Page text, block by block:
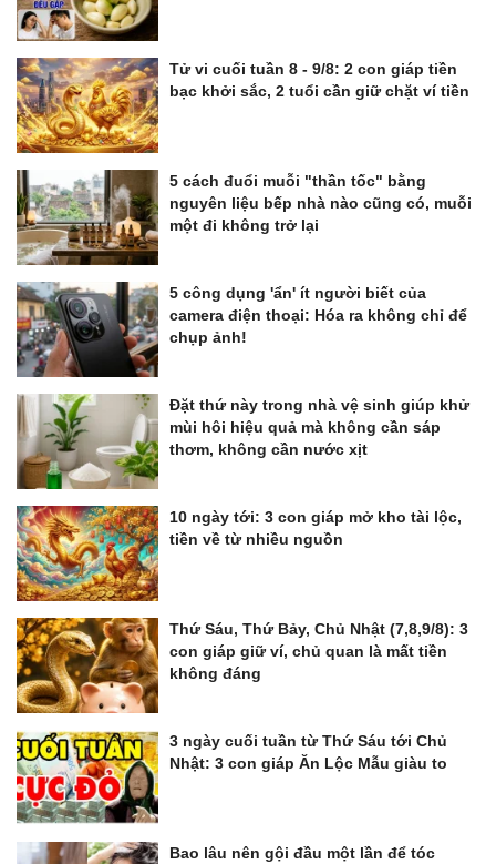
Tử vi cuối tuần 8 - 9/8: 2 con giáp tiền
bạc khởi sắc, 2 tuổi cần giữ chặt ví tiền
5 cách đuổi muỗi "thần tốc" bằng
nguyên liệu bếp nhà nào cũng có, muỗi
một đi không trở lại
5 công dụng 'ẩn' ít người biết của
camera điện thoại: Hóa ra không chỉ để
chụp ảnh!
Đặt thứ này trong nhà vệ sinh giúp khử
mùi hôi hiệu quả mà không cần sáp
thơm, không cần nước xịt
10 ngày tới: 3 con giáp mở kho tài lộc,
tiền về từ nhiều nguồn
Thứ Sáu, Thứ Bảy, Chủ Nhật (7,8,9/8): 3
con giáp giữ ví, chủ quan là mất tiền
không đáng
3 ngày cuối tuần từ Thứ Sáu tới Chủ
Nhật: 3 con giáp Ăn Lộc Mẫu giàu to
Bao lâu nên gội đầu một lần để tóc